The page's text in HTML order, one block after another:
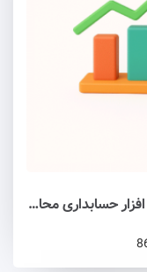
سود و زیان فروشگاه خود را چگونه با نرم‌ افزار حسابداری محاسبه کنیم؟